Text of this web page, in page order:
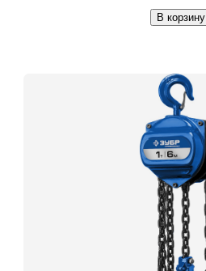
В корзину